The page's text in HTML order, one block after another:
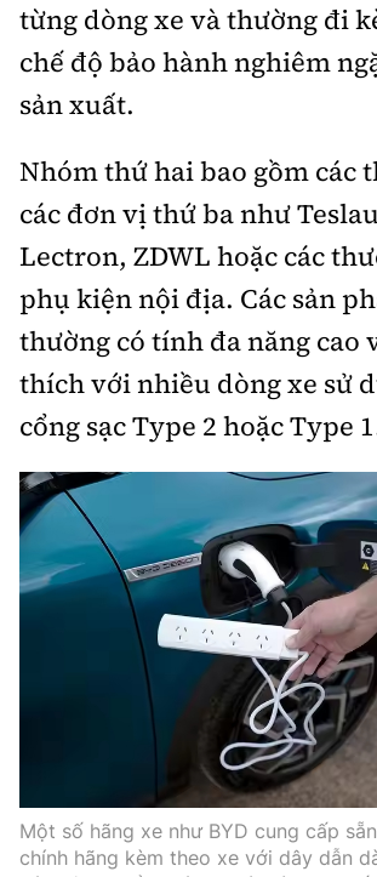
từng dòng xe và thường đi
chế độ bảo hành nghiêm
sản xuất.
Nhóm thứ hai bao gồm các
các đơn vị thứ ba như
Lectron, ZDWL hoặc các
phụ kiện nội địa. Các sản
thường có tính đa năng cao
thích với nhiều dòng xe sử
cổng sạc Type 2 hoặc Type
Một số hãng xe như BYD cung cấp
chính hãng kèm theo xe với dây dẫn